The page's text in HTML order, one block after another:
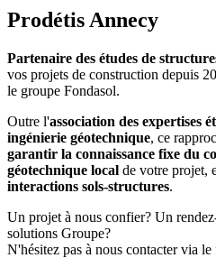
Prodétis Annecy
Partenaire des études de
vos projets de construction depuis
le groupe Fondasol.
Outre l'association des expertises
ingénierie géotechnique, ce
garantir la connaissance fixe du
géotechnique local de votre projet,
interactions sols-structures.
Un projet à nous confier? Un
solutions Groupe?
N'hésitez pas à nous contacter via